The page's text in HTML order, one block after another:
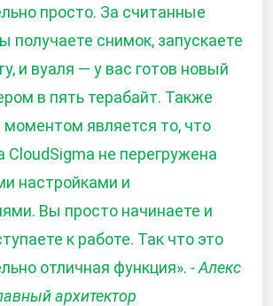
просто. За считанные
получаете снимок, запускаете
и вуаля — у вас готов новый
в пять терабайт. Также
является то, что
CloudSigma не перегружена
настройками и
Вы просто начинаете и
к работе. Так что это
отличная функция». - Алекс
архитектор